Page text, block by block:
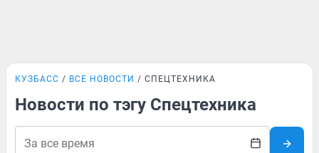
КУЗБАСС ВСЕ НОВОСТИ СПЕЦТЕХНИКА
Новости по тэгу Спецтехника